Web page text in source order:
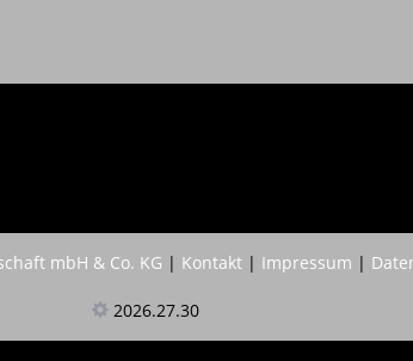
mbH & Co. KG | Kontakt| Impressum |
2026.27.30